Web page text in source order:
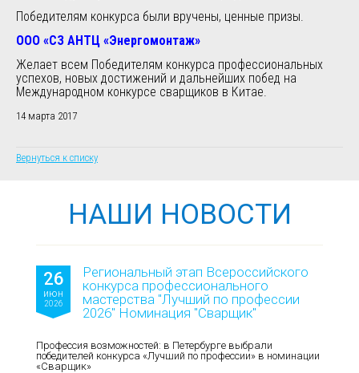
Победителям конкурса были вручены, ценные призы.
ООО «СЗ АНТЦ «Энергомонтаж»
Желает всем Победителям конкурса профессиональных
успехов, новых достижений и дальнейших побед на
Международном конкурсе сварщиков в Китае.
14 марта 2017
Вернуться к списку
НАШИ НОВОСТИ
26
июн
2026
Региональный этап Всероссийского
конкурса профессионального
мастерства "Лучший по профессии
2026" Номинация "Сварщик"
Профессия возможностей: в Петербурге выбрали
победителей конкурса «Лучший по профессии» в номинации
«Сварщик»